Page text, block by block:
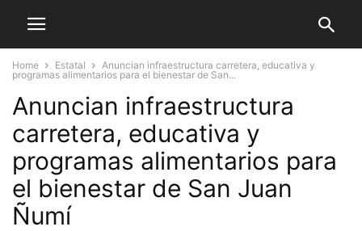
Home Estatal
Anuncian infraestructura carretera, educativa y
programas alimentarios para el bienestar de San...
Anuncian infraestructura
carretera, educativa y
programas alimentarios para
el bienestar de San Juan
Ñumí